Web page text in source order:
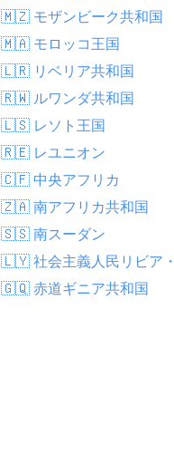
32.0° 33.0°
🇲🇿 モザンビーク共和国
🇲🇦 モロッコ王国
🇱🇷 リベリア共和国
🇷🇼 ルワンダ共和国
🇱🇸 レソト王国
🇷🇪 レユニオン
🇨🇫 中央アフリカ
🇿🇦 南アフリカ共和国
🇸🇸 南スーダン
🇱🇾 社会主義人民リビア
🇬🇶 赤道ギニア共和国